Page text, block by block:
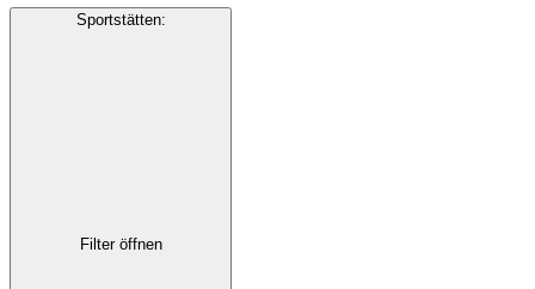
Sportstätten:
Filter öffnen